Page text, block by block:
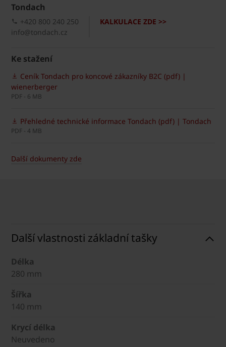
Tondach
KALKULACE ZDE >>
+420 800 240 250
info@tondach.cz
Ke stažení
Ceník Tondach pro koncové zákazníky B2C (pdf) |
wienerberger
PDF - 6 MB
Přehledné technické informace Tondach (pdf) | Tondach
PDF - 4 MB
Další dokumenty zde
Další vlastnosti základní tašky
Délka
280 mm
Šířka
140 mm
Krycí délka
Neuvedeno